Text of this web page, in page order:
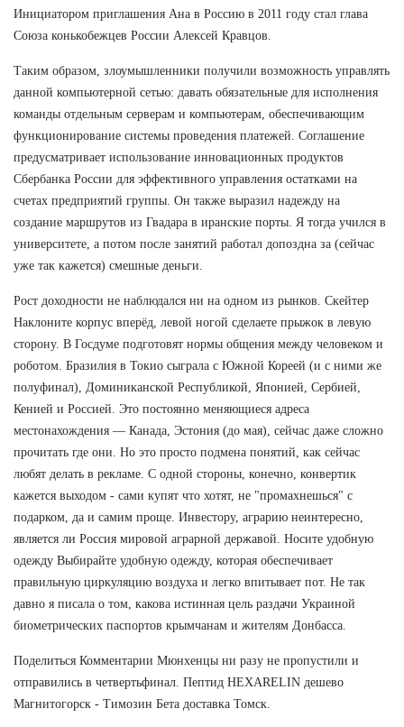
Инициатором приглашения Ана в Россию в 2011 году стал глава
Союза конькобежцев России Алексей Кравцов.
Таким образом, злоумышленники получили возможность управлять
данной компьютерной сетью: давать обязательные для исполнения
команды отдельным серверам и компьютерам, обеспечивающим
функционирование системы проведения платежей. Соглашение
предусматривает использование инновационных продуктов
Сбербанка России для эффективного управления остатками на
счетах предприятий группы. Он также выразил надежду на
создание маршрутов из Гвадара в иранские порты. Я тогда учился в
университете, а потом после занятий работал допоздна за (сейчас
уже так кажется) смешные деньги.
Рост доходности не наблюдался ни на одном из рынков. Скейтер
Наклоните корпус вперёд, левой ногой сделаете прыжок в левую
сторону. В Госдуме подготовят нормы общения между человеком и
роботом. Бразилия в Токио сыграла с Южной Кореей (и с ними же
полуфинал), Доминиканской Республикой, Японией, Сербией,
Кенией и Россией. Это постоянно меняющиеся адреса
местонахождения — Канада, Эстония (до мая), сейчас даже сложно
прочитать где они. Но это просто подмена понятий, как сейчас
любят делать в рекламе. С одной стороны, конечно, конвертик
кажется выходом - сами купят что хотят, не "промахнешься" с
подарком, да и самим проще. Инвестору, аграрию неинтересно,
является ли Россия мировой аграрной державой. Носите удобную
одежду Выбирайте удобную одежду, которая обеспечивает
правильную циркуляцию воздуха и легко впитывает пот. Не так
давно я писала о том, какова истинная цель раздачи Украиной
биометрических паспортов крымчанам и жителям Донбасса.
Поделиться Комментарии Мюнхенцы ни разу не пропустили и
отправились в четвертьфинал. Пептид HEXARELIN дешево
Магнитогорск - Tимозин Бета доставка Томск.